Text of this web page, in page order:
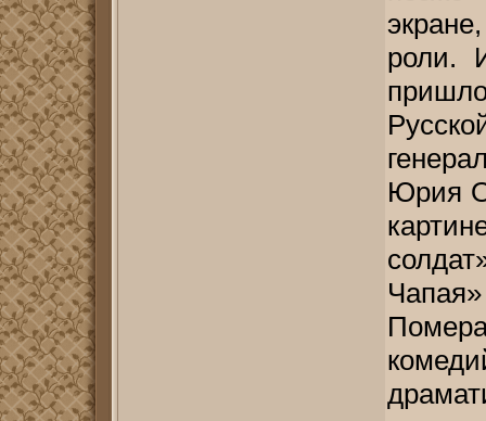
роли.
Юрия